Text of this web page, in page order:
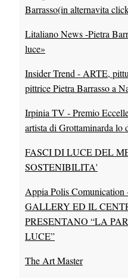
Barrasso(in alternavita
Litaliano News -Pietra
luce»
Insider Trend - ARTE,
pittrice Pietra Barrasso a
Irpinia TV - Premio
artista di Grottaminarda lo
FASCI DI LUCE DEL
SOSTENIBILITA'
Appia Polis
GALLERY ED IL
PRESENTANO “LA
LUCE”
The Art Master